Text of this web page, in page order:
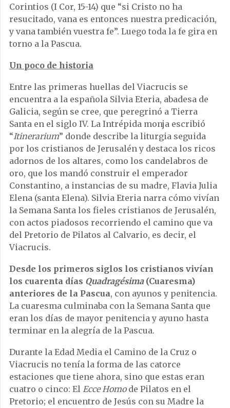
Corintios (I Cor, 15-14) que “si Cristo no ha
resucitado, vana es entonces nuestra predicación,
y vana también vuestra fe”. Luego toda la fe gira en
torno a la Pascua.
Un poco de historia
Entre las primeras huellas del Viacrucis se
encuentra a la española Silvia Eteria, abadesa de
Galicia, según se cree, que peregrinó a Tierra
Santa en el siglo IV. La Intrépida monja escribió
“Itinerarium” donde describe la liturgia seguida
por los cristianos de Jerusalén y destaca los ricos
adornos de los altares, como los candelabros de
oro, que los mandó construir el emperador
Constantino, a instancias de su madre, Flavia Julia
Elena (santa Elena). Silvia Eteria narra cómo vivían
la Semana Santa los fieles cristianos de Jerusalén,
con actos piadosos recorriendo el camino que va
del Pretorio de Pilatos al Calvario, es decir, el
Viacrucis.
Desde los primeros siglos los cristianos vivían
los cuarenta días Quadragésima (Cuaresma)
anteriores de la Pascua, con ayunos y penitencia.
La cuaresma culminaba con la Semana Santa que
eran los días de mayor penitencia y ayuno hasta
terminar en la alegría de la Pascua.
Durante la Edad Media el Camino de la Cruz o
Viacrucis no tenía la forma de las catorce
estaciones que tiene ahora, sino que estas eran
cuatro o cinco: El Ecce Homode Pilatos en el
Pretorio; el encuentro de Jesús con su Madre la